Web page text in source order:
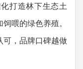
打造林下生态土
喂的绿色养殖。
可，品牌口碑越做